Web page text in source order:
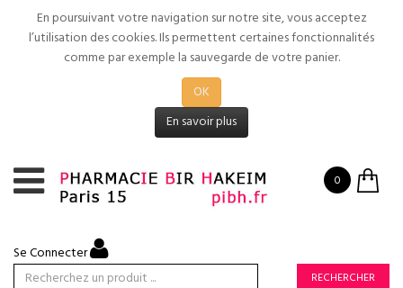
En poursuivant votre navigation sur notre site, vous acceptez
l’utilisation des cookies. Ils permettent certaines fonctionnalités
comme par exemple la sauvegarde de votre panier.
OK
En savoir plus
0
Se Connecter
RECHERCHER